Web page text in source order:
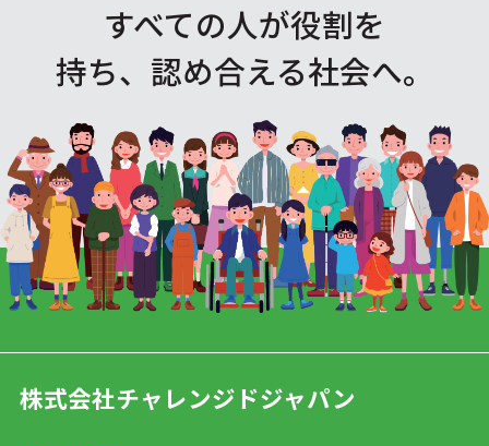
すべての人が役割を
持ち、認め合える社会へ。
株式会社チャレンジドジャパン